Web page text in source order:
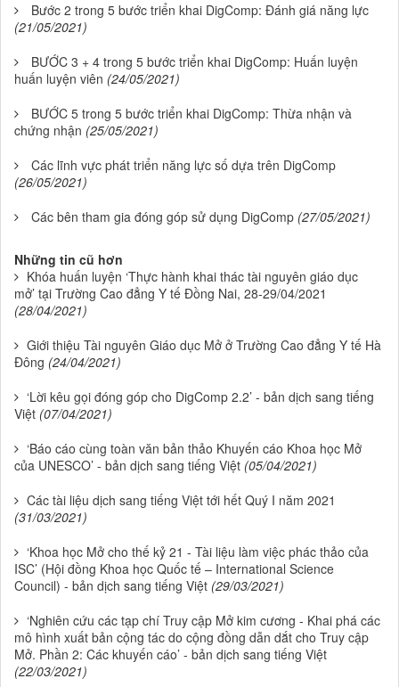
Bước 2 trong 5 bước triển khai DigComp: Đánh giá năng lực
(21/05/2021)
BƯỚC 3 + 4 trong 5 bước triển khai DigComp: Huấn luyện
huấn luyện viên (24/05/2021)
BƯỚC 5 trong 5 bước triển khai DigComp: Thừa nhận và
chứng nhận (25/05/2021)
Các lĩnh vực phát triển năng lực số dựa trên DigComp
(26/05/2021)
Các bên tham gia đóng góp sử dụng DigComp (27/05/2021)
Những tin cũ hơn
Khóa huấn luyện ‘Thực hành khai thác tài nguyên giáo dục
mở’ tại Trường Cao đẳng Y tế Đồng Nai, 28-29/04/2021
(28/04/2021)
Giới thiệu Tài nguyên Giáo dục Mở ở Trường Cao đẳng Y tế Hà
Đông (24/04/2021)
‘Lời kêu gọi đóng góp cho DigComp 2.2’ - bản dịch sang tiếng
Việt (07/04/2021)
‘Báo cáo cùng toàn văn bản thảo Khuyến cáo Khoa học Mở
của UNESCO’ - bản dịch sang tiếng Việt (05/04/2021)
Các tài liệu dịch sang tiếng Việt tới hết Quý I năm 2021
(31/03/2021)
‘Khoa học Mở cho thế kỷ 21 - Tài liệu làm việc phác thảo của
ISC’ (Hội đồng Khoa học Quốc tế – International Science
Council) - bản dịch sang tiếng Việt (29/03/2021)
‘Nghiên cứu các tạp chí Truy cập Mở kim cương - Khai phá các
mô hình xuất bản cộng tác do cộng đồng dẫn dắt cho Truy cập
Mở. Phần 2: Các khuyến cáo’ - bản dịch sang tiếng Việt
(22/03/2021)